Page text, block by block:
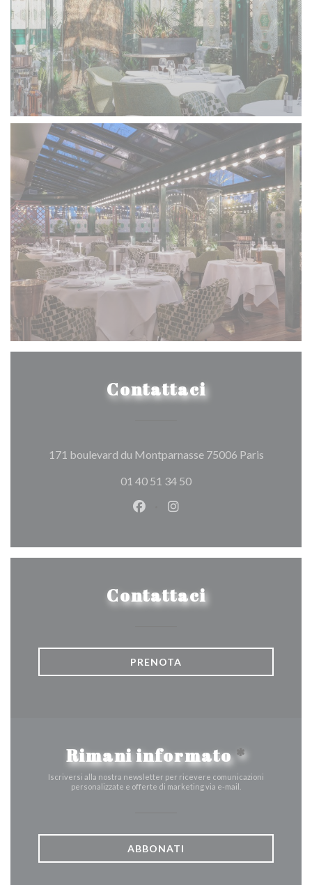
Contattaci
171 boulevard du Montparnasse 75006 Paris((apre
01 40 51 34 50
Facebook ((apre una nuova
Instagram ((apre una
Contattaci
PRENOTA
Rimani informato*
Iscriversi alla nostra newsletter per ricevere comunicazioni
personalizzate e offerte di marketing via e-mail.
ABBONATI